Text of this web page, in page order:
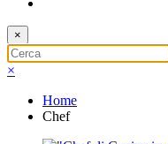
×
×
Home
Chef